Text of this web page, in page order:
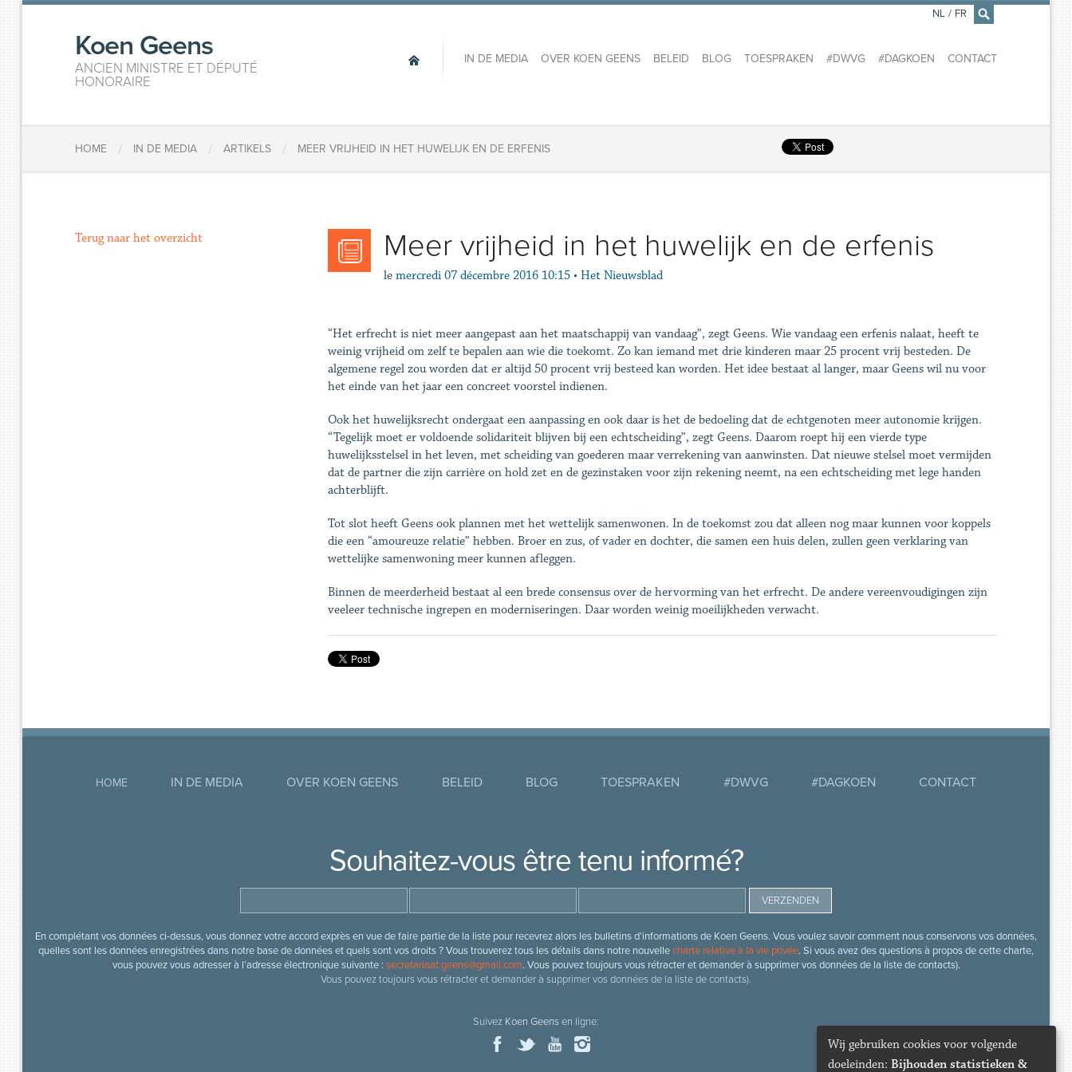
×
Koen Geens
ANCIEN MINISTRE ET DÉPUTÉ
HONORAIRE
IN DE MEDIA OVER KOEN GEENS BELEID BLOG TOESPRAKEN #DWVG #DAGKOEN CONTACT
NL / FR
HOME / IN DE MEDIA / ARTIKELS / MEER VRIJHEID IN HET HUWELIJK EN DE ERFENIS
Meer vrijheid in het huwelijk en de erfenis
le mercredi 07 décembre 2016 10:15 • Het Nieuwsblad
“Het erfrecht is niet meer aangepast aan het maatschappij van vandaag”, zegt Geens. Wie vandaag een erfenis nalaat, heeft te
weinig vrijheid om zelf te bepalen aan wie die toekomt. Zo kan iemand met drie kinderen maar 25 procent vrij besteden. De
algemene regel zou worden dat er ­altijd 50 procent vrij besteed kan worden. Het idee bestaat al langer, maar Geens wil nu voor
het einde van het jaar een concreet voorstel indienen.
Ook het huwelijksrecht ondergaat een aanpassing en ook daar is het de bedoeling dat de echtgenoten meer autonomie krijgen.
“Tegelijk moet er voldoende solidariteit blijven bij een echtscheiding”, zegt Geens. Daarom roept hij een vierde type
huwelijksstelsel in het leven, met scheiding van goederen maar verrekening van aanwinsten. Dat nieuwe stelsel moet vermijden
dat de partner die zijn carrière on hold zet en de gezinstaken voor zijn rekening neemt, na een echtscheiding met lege handen
achterblijft.
Tot slot heeft Geens ook plannen met het wettelijk samenwonen. In de toekomst zou dat alleen nog maar kunnen voor koppels
die een “amoureuze relatie” hebben. Broer en zus, of ­vader en dochter, die samen een huis delen, zullen geen verklaring van
wettelijke samenwoning meer kunnen afleggen.
Binnen de meerderheid bestaat al een brede consensus over de hervorming van het erfrecht. De andere vereenvoudigingen zijn
veeleer technische ingrepen en moderniseringen. Daar worden weinig moeilijkheden verwacht.
Terug naar het overzicht
HOME IN DE MEDIA OVER KOEN GEENS BELEID BLOG TOESPRAKEN #DWVG #DAGKOEN CONTACT
Souhaitez-vous être tenu informé?
En complétant vos données ci-dessus, vous donnez votre accord exprès en vue de faire partie de la liste pour recevrez alors les bulletins d’informations de Koen Geens. Vous voulez savoir comment nous conservons vos données,
quelles sont les données enregistrées dans notre base de données et quels sont vos droits ? Vous trouverez tous les détails dans notre nouvellecharte relative à la vie privée. Si vous avez des questions à propos de cette charte,
vous pouvez vous adresser à l’adresse électronique suivante : secretariaat.geens@gmail.com. Vous pouvez toujours vous rétracter et demander à supprimer vos données de la liste de contacts).
Vous pouvez toujours vous rétracter et demander à supprimer vos données de la liste de contacts).
Suivez Koen Geensen ligne:
Wij gebruiken cookies voor volgende
doeleinden: Bijhouden statistieken &